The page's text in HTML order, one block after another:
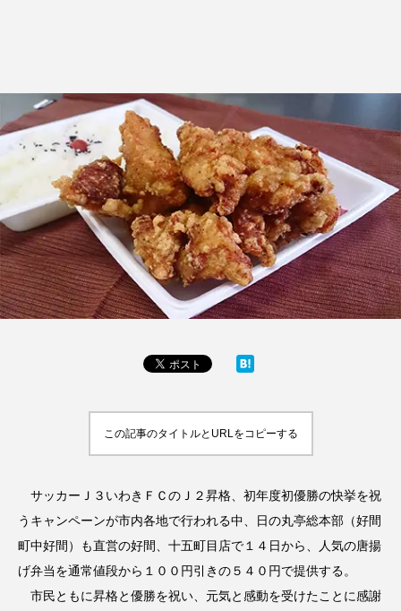
この記事のタイトルとURLをコピーする
サッカーＪ３いわきＦＣのＪ２昇格、初年度初優勝の快挙を祝
うキャンペーンが市内各地で行われる中、日の丸亭総本部（好間
町中好間）も直営の好間、十五町目店で１４日から、人気の唐揚
げ弁当を通常値段から１００円引きの５４０円で提供する。
市民ともに昇格と優勝を祝い、元気と感動を受けたことに感謝